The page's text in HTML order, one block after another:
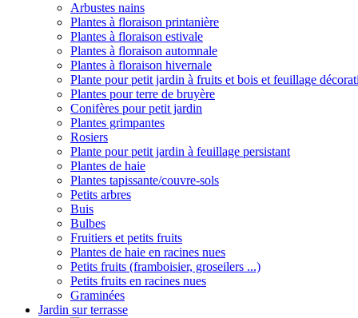
Arbustes nains
Plantes à floraison printanière
Plantes à floraison estivale
Plantes à floraison automnale
Plantes à floraison hivernale
Plante pour petit jardin à fruits et bois et feuillage
Plantes pour terre de bruyère
Conifères pour petit jardin
Plantes grimpantes
Rosiers
Plante pour petit jardin à feuillage persistant
Plantes de haie
Plantes tapissante/couvre-sols
Petits arbres
Buis
Bulbes
Fruitiers et petits fruits
Plantes de haie en racines nues
Petits fruits (framboisier, groseilers ...)
Petits fruits en racines nues
Graminées
Jardin sur terrasse